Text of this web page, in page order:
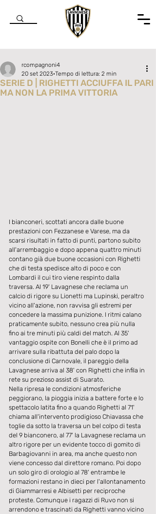
SERIE D | RIGHETTI ACCIUFFA IL PARI
MA NON LA PRIMA VITTORIA
rcompagnoni4
20 set 2023 Tempo di lettura: 2 min
I bianconeri, scottati ancora dalle buone
prestazioni con Fezzanese e Varese, ma da
scarsi risultati in fatto di punti, partono subito
all'arrembaggio e dopo appena quattro minuti
contano già due buone occasioni con Righetti
che di testa spedisce alto di poco e con
Lombardi il cui tiro viene respinto dalla
traversa. Al 19' Lavagnese che reclama un
calcio di rigore su Lionetti ma Lupinski, peraltro
vicino all'azione, non ravvisa gli estremi per
concedere la massima punizione. I ritmi calano
praticamente subito, nessuno crea più nulla
fino ai tre minuti più caldi del match. Al 35'
vantaggio ospite con Bonelli che è il primo ad
arrivare sulla ribattuta del palo dopo la
conclusione di Carnovale, il pareggio della
Lavagnese arriva al 38' con Righetti che infila in
rete su prezioso assist di Suarato.
Nella ripresa le condizioni atmosferiche
peggiorano, la pioggia inizia a battere forte e lo
spettacolo latita fino a quando Righetti al 71'
chiama all'intervento prodigioso Chiavassa che
toglie da sotto la traversa un bel colpo di testa
del 9 bianconero, al 77' la Lavagnese reclama un
altro rigore per un evidente tocco di gomito di
Barbagiovanni in area, ma anche questo non
viene concesso dal direttore romano. Poi dopo
un solo giro di orologio al 78' entrambe le
formazioni restano in dieci per l'allontanamento
di Giammarresi e Albisetti per reciproche
proteste. Comunque i ragazzi di Ruvo non si
arrendono e trascinati da Righetti vanno vicino